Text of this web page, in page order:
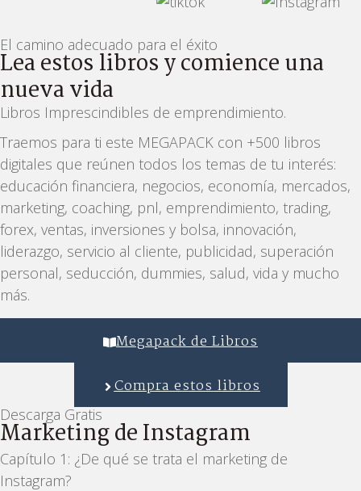
El camino adecuado para el éxito
Lea estos libros y comience una
nueva vida
Libros Imprescindibles de emprendimiento.
Traemos para ti este MEGAPACK con +500 libros
digitales que reúnen todos los temas de tu interés:
educación financiera, negocios, economía, mercados,
marketing, coaching, pnl, emprendimiento, trading,
forex, ventas, inversiones y bolsa, innovación,
liderazgo, servicio al cliente, publicidad, superación
personal, seducción, dummies, salud, vida y mucho
más.
Megapack de Libros
Compra estos libros
Descarga Gratis
Marketing de Instagram
Capítulo 1: ¿De qué se trata el marketing de
Instagram?